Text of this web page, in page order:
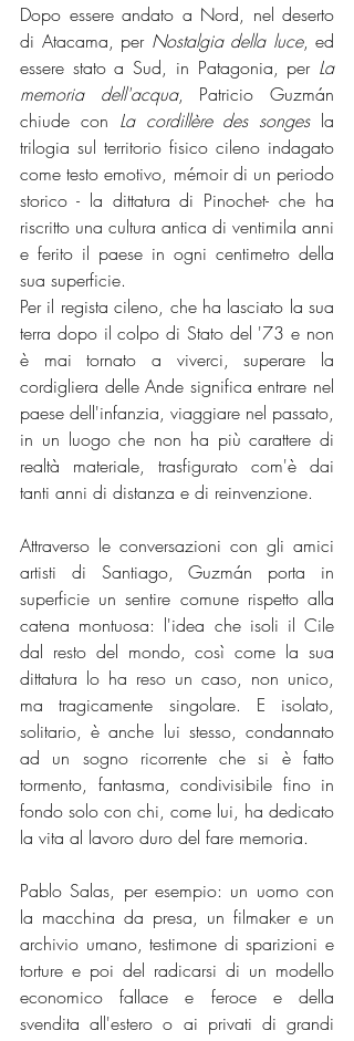
Dopo essere andato a Nord, nel deserto
di Atacama, per Nostalgia della luce, ed
essere stato a Sud, in Patagonia, per La
memoria dell'acqua, Patricio Guzmán
chiude con La cordillère des songes la
trilogia sul territorio fisico cileno indagato
come testo emotivo, mémoir di un periodo
storico - la dittatura di Pinochet- che ha
riscritto una cultura antica di ventimila anni
e ferito il paese in ogni centimetro della
sua superficie.
Per il regista cileno, che ha lasciato la sua
terra dopo il colpo di Stato del '73 e non
è mai tornato a viverci, superare la
cordigliera delle Ande significa entrare nel
paese dell'infanzia, viaggiare nel passato,
in un luogo che non ha più carattere di
realtà materiale, trasfigurato com'è dai
tanti anni di distanza e di reinvenzione.
Attraverso le conversazioni con gli amici
artisti di Santiago, Guzmán porta in
superficie un sentire comune rispetto alla
catena montuosa: l'idea che isoli il Cile
dal resto del mondo, così come la sua
dittatura lo ha reso un caso, non unico,
ma tragicamente singolare. E isolato,
solitario, è anche lui stesso, condannato
ad un sogno ricorrente che si è fatto
tormento, fantasma, condivisibile fino in
fondo solo con chi, come lui, ha dedicato
la vita al lavoro duro del fare memoria.
Pablo Salas, per esempio: un uomo con
la macchina da presa, un filmaker e un
archivio umano, testimone di sparizioni e
torture e poi del radicarsi di un modello
economico fallace e feroce e della
svendita all'estero o ai privati di grandi